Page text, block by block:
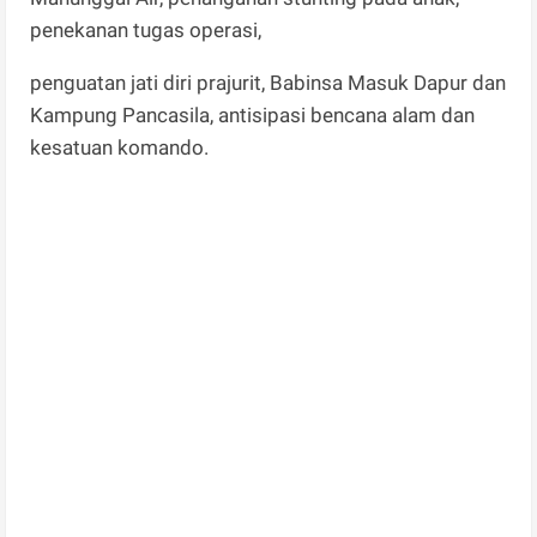
penekanan tugas operasi,
penguatan jati diri prajurit, Babinsa Masuk Dapur dan
Kampung Pancasila, antisipasi bencana alam dan
kesatuan komando.